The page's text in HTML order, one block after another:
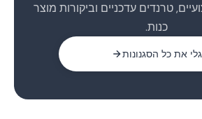
טרנדים עדכניים וביקורות מוצר
כנות.
גלי את כל הסגנונות